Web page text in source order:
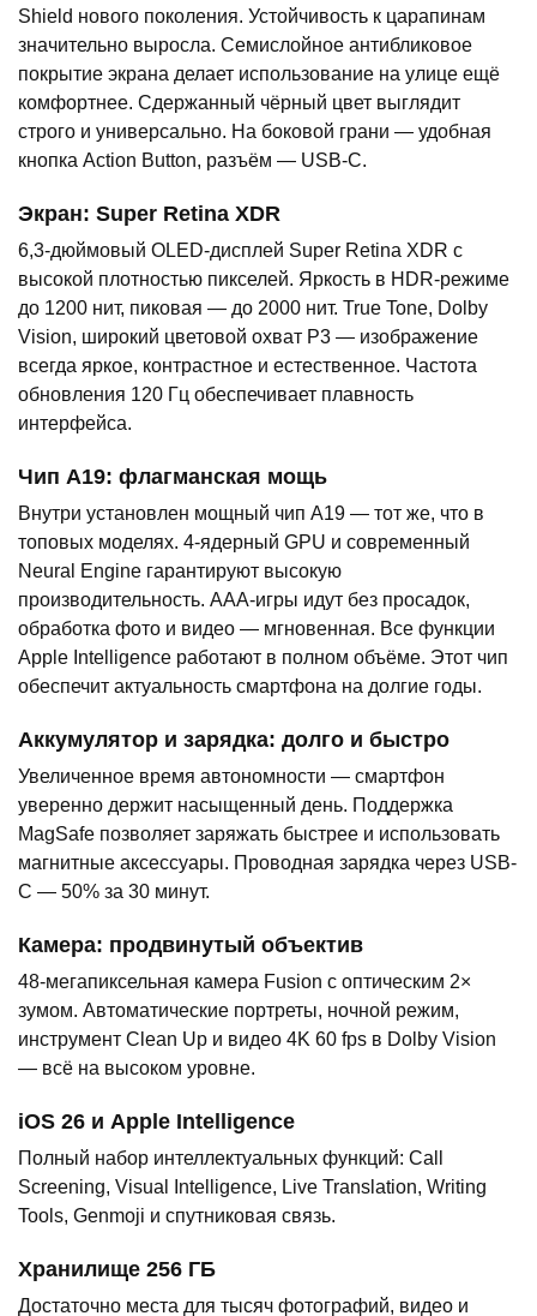
Shield нового поколения. Устойчивость к царапинам
значительно выросла. Семислойное антибликовое
покрытие экрана делает использование на улице ещё
комфортнее. Сдержанный чёрный цвет выглядит
строго и универсально. На боковой грани — удобная
кнопка Action Button, разъём — USB-C.
Экран: Super Retina XDR
6,3-дюймовый OLED-дисплей Super Retina XDR с
высокой плотностью пикселей. Яркость в HDR-режиме
до 1200 нит, пиковая — до 2000 нит. True Tone, Dolby
Vision, широкий цветовой охват P3 — изображение
всегда яркое, контрастное и естественное. Частота
обновления 120 Гц обеспечивает плавность
интерфейса.
Чип A19: флагманская мощь
Внутри установлен мощный чип A19 — тот же, что в
топовых моделях. 4-ядерный GPU и современный
Neural Engine гарантируют высокую
производительность. AAA-игры идут без просадок,
обработка фото и видео — мгновенная. Все функции
Apple Intelligence работают в полном объёме. Этот чип
обеспечит актуальность смартфона на долгие годы.
Аккумулятор и зарядка: долго и быстро
Увеличенное время автономности — смартфон
уверенно держит насыщенный день. Поддержка
MagSafe позволяет заряжать быстрее и использовать
магнитные аксессуары. Проводная зарядка через USB-
C — 50% за 30 минут.
Камера: продвинутый объектив
48-мегапиксельная камера Fusion с оптическим 2×
зумом. Автоматические портреты, ночной режим,
инструмент Clean Up и видео 4K 60 fps в Dolby Vision
— всё на высоком уровне.
iOS 26 и Apple Intelligence
Полный набор интеллектуальных функций: Call
Screening, Visual Intelligence, Live Translation, Writing
Tools, Genmoji и спутниковая связь.
Хранилище 256 ГБ
Достаточно места для тысяч фотографий, видео и